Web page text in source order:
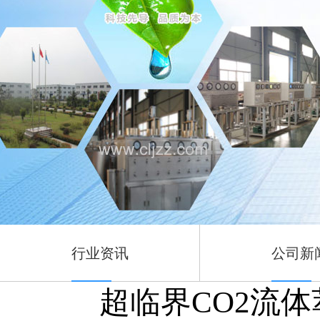
行业资讯 公司新
超临界CO2流